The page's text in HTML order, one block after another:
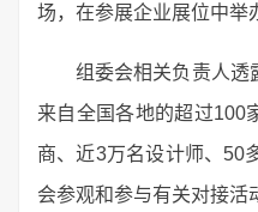
场，在参展企业展位中举
组委会相关负责人透
来自全国各地的超过100
商、近3万名设计师、50
会参观和参与有关对接活